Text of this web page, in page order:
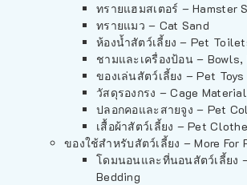
ทรายแฮมสเตอร์ – Hamster
ทรายแมว – Cat Sand
ห้องน้ำสัตว์เลี้ยง – Pet
ชามและเครื่องป้อน – Bowls,
ของเล่นสัตว์เลี้ยง – Pet Toys
วัสดุรองกรง – Cage
ปลอกคอและสายจูง – Pet
เสื้อผ้าสัตว์เลี้ยง – Pet
ของใช้สำหรับสัตว์เลี้ยง – More For
โดมนอนและที่นอนสัตว์เลี้ยง
Bedding